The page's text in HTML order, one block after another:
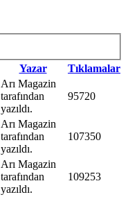
Yazar
Tıklamalar
Arı Magazin
tarafından
yazıldı.
95720
Arı Magazin
tarafından
yazıldı.
107350
Arı Magazin
tarafından
yazıldı.
109253